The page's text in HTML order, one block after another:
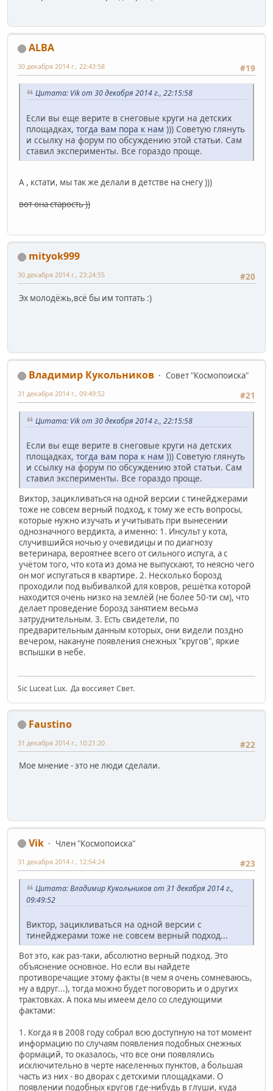
ALBA
#19
30 декабря 2014 г., 22:43:58
Цитата: Vik от 30 декабря 2014 г., 22:15:58
Если вы еще верите в снеговые круги на детских
площадках, тогда вам пора к нам ))) Советую глянуть
и ссылку на форум по обсуждению этой статьи. Сам
ставил эксперименты. Все гораздо проще.
А , кстати, мы так же делали в детстве на снегу )))
вот она старость ))
mityok999
#20
30 декабря 2014 г., 23:24:55
Эх молодёжь,всё бы им топтать :)
Владимир Кукольников
Совет "Космопоиска"
#21
31 декабря 2014 г., 09:49:52
Цитата: Vik от 30 декабря 2014 г., 22:15:58
Если вы еще верите в снеговые круги на детских
площадках, тогда вам пора к нам ))) Советую глянуть
и ссылку на форум по обсуждению этой статьи. Сам
ставил эксперименты. Все гораздо проще.
Виктор, зацикливаться на одной версии с тинейджерами
тоже не совсем верный подход, к тому же есть вопросы,
которые нужно изучать и учитывать при вынесении
однозначного вердикта, а именно: 1. Инсульт у кота,
случившийся ночью у очевидицы и по диагнозу
ветеринара, вероятнее всего от сильного испуга, а с
учётом того, что кота из дома не выпускают, то неясно чего
он мог испугаться в квартире. 2. Несколько борозд
проходили под выбивалкой для ковров, решётка которой
находится очень низко на землёй (не более 50-ти см), что
делает проведение борозд занятием весьма
затруднительным. 3. Есть свидетели, по
предварительным данным которых, они видели поздно
вечером, накануне появления снежных "кругов", яркие
вспышки в небе.
Sic Luceat Lux. Да воссияет Свет.
Faustino
#22
31 декабря 2014 г., 10:21:20
Мое мнение - это не люди сделали.
Vik
Член "Космопоиска"
#23
31 декабря 2014 г., 12:54:24
Цитата: Владимир Кукольников от 31 декабря 2014 г.,
09:49:52
Виктор, зацикливаться на одной версии с
тинейджерами тоже не совсем верный подход...
Вот это, как раз-таки, абсолютно верный подход. Это
объяснение основное. Но если вы найдете
противоречащие этому факты (в чем я очень сомневаюсь,
ну а вдруг...), тогда можно будет поговорить и о других
трактовках. А пока мы имеем дело со следующими
фактами:
1. Когда я в 2008 году собрал всю доступную на тот момент
информацию по случаям появления подобных снежных
формаций, то оказалось, что все они появлялись
исключительно в черте населенных пунктов, а большая
часть из них - во дворах с детскими площадками. О
появлении подобных кругов где-нибудь в глуши, куда